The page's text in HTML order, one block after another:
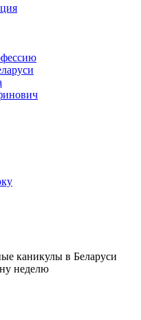
каникулы в Беларуси
неделю